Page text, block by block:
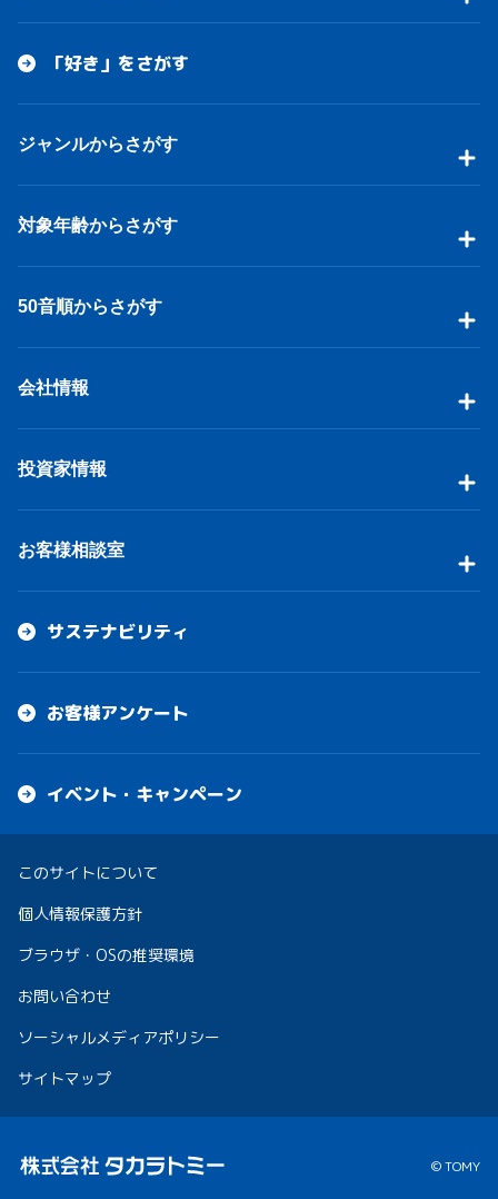
「好き」をさがす
ジャンルからさがす
対象年齢からさがす
50音順からさがす
会社情報
投資家情報
お客様相談室
サステナビリティ
お客様アンケート
イベント・キャンペーン
このサイトについて
個人情報保護方針
ブラウザ・OSの推奨環境
お問い合わせ
ソーシャルメディアポリシー
サイトマップ
© TOMY